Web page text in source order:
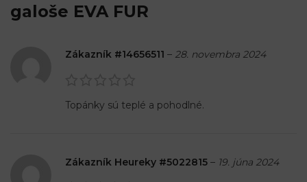
galoše EVA FUR
Zákazník #14656511 – 28. novembra 2024
Topánky sú teplé a pohodlné.
Zákazník Heureky #5022815 – 19. júna 2024